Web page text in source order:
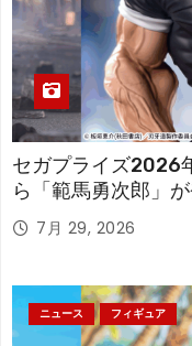
セガプライズ2026
ら「範馬勇次郎」
7月 29, 2026
ニュース フィギュア